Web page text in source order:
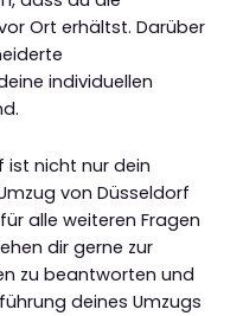
Ort erhältst. Darüber
individuellen
ist nicht nur dein
von Düsseldorf
alle weiteren Fragen
dir gerne zur
zu beantworten und
deines Umzugs